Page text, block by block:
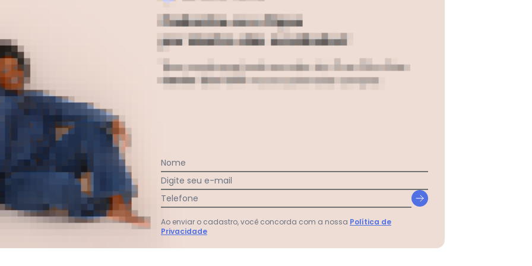
0001-54
LAVA EM MODO DELICADO
dia do mês, para o menor tamanho disponível.
Faça a primeira avaliação
Nome
Digite seu e-mail
Telefone
Ao enviar o cadastro, você concorda com a nossa Política de
Privacidade